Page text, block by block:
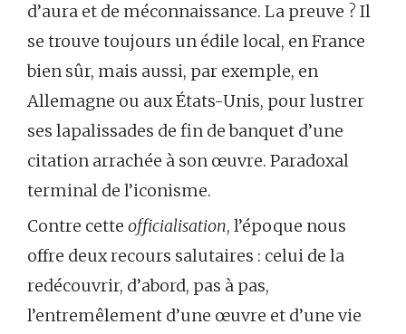
d’aura et de méconnaissance. La preuve ? Il
se trouve toujours un édile local, en France
bien sûr, mais aussi, par exemple, en
Allemagne ou aux États-Unis, pour lustrer
ses lapalissades de fin de banquet d’une
citation arrachée à son œuvre. Paradoxal
terminal de l’iconisme.
Contre cette officialisation, l’époque nous
offre deux recours salutaires : celui de la
redécouvrir, d’abord, pas à pas,
l’entremêlement d’une œuvre et d’une vie